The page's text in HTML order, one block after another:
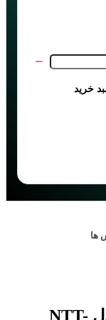
خرید
ها
معرفی متر 5.5 متری نووا مدل NTT-